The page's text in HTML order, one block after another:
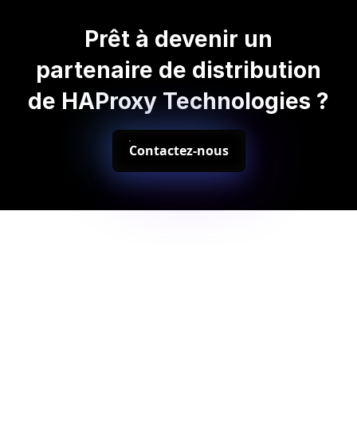
Prêt à devenir un
partenaire de distribution
de HAProxy Technologies ?
Contactez-nous